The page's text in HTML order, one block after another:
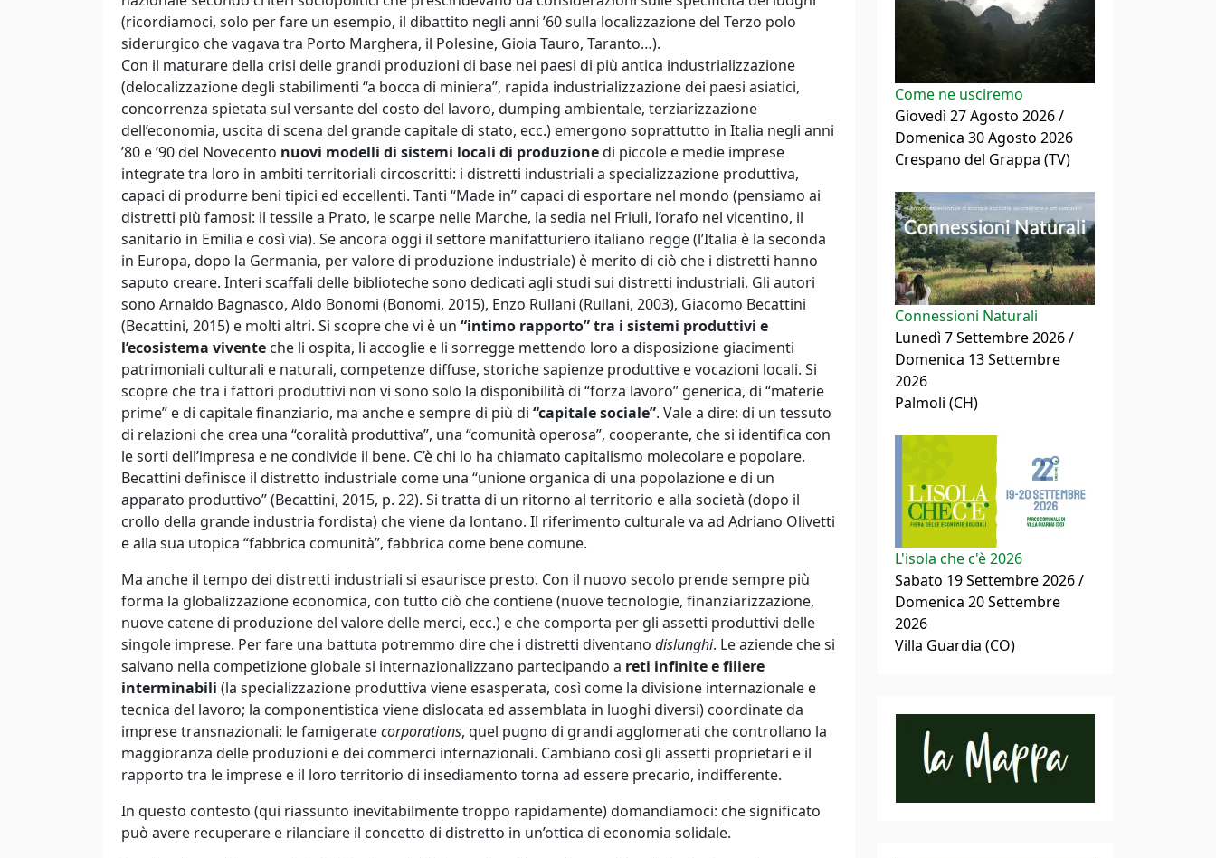
(ricordiamoci, solo per fare un esempio, il dibattito negli anni ’60 sulla localizzazione del Terzo polo
siderurgico che vagava tra Porto Marghera, il Polesine, Gioia Tauro, Taranto…).
Con il maturare della crisi delle grandi produzioni di base nei paesi di più antica industrializzazione
(delocalizzazione degli stabilimenti “a bocca di miniera”, rapida industrializzazione dei paesi asiatici,
concorrenza spietata sul versante del costo del lavoro, dumping ambientale, terziarizzazione
dell’economia, uscita di scena del grande capitale di stato, ecc.) emergono soprattutto in Italia negli anni
’80 e ’90 del Novecento nuovi modelli di sistemi locali di produzionedi piccole e medie imprese
integrate tra loro in ambiti territoriali circoscritti: i distretti industriali a specializzazione produttiva,
capaci di produrre beni tipici ed eccellenti. Tanti “Made in” capaci di esportare nel mondo (pensiamo ai
distretti più famosi: il tessile a Prato, le scarpe nelle Marche, la sedia nel Friuli, l’orafo nel vicentino, il
sanitario in Emilia e così via). Se ancora oggi il settore manifatturiero italiano regge (l’Italia è la seconda
in Europa, dopo la Germania, per valore di produzione industriale) è merito di ciò che i distretti hanno
saputo creare. Interi scaffali delle biblioteche sono dedicati agli studi sui distretti industriali. Gli autori
sono Arnaldo Bagnasco, Aldo Bonomi (Bonomi, 2015), Enzo Rullani (Rullani, 2003), Giacomo Becattini
(Becattini, 2015) e molti altri. Si scopre che vi è un “intimo rapporto” tra i sistemi produttivi e
l’ecosistema vivente che li ospita, li accoglie e li sorregge mettendo loro a disposizione giacimenti
patrimoniali culturali e naturali, competenze diffuse, storiche sapienze produttive e vocazioni locali. Si
scopre che tra i fattori produttivi non vi sono solo la disponibilità di “forza lavoro” generica, di “materie
prime” e di capitale finanziario, ma anche e sempre di più di “capitale sociale”. Vale a dire: di un tessuto
di relazioni che crea una “coralità produttiva”, una “comunità operosa”, cooperante, che si identifica con
le sorti dell’impresa e ne condivide il bene. C’è chi lo ha chiamato capitalismo molecolare e popolare.
Becattini definisce il distretto industriale come una “unione organica di una popolazione e di un
apparato produttivo” (Becattini, 2015, p. 22). Si tratta di un ritorno al territorio e alla società (dopo il
crollo della grande industria fordista) che viene da lontano. Il riferimento culturale va ad Adriano Olivetti
e alla sua utopica “fabbrica comunità”, fabbrica come bene comune.
Ma anche il tempo dei distretti industriali si esaurisce presto. Con il nuovo secolo prende sempre più
forma la globalizzazione economica, con tutto ciò che contiene (nuove tecnologie, finanziarizzazione,
nuove catene di produzione del valore delle merci, ecc.) e che comporta per gli assetti produttivi delle
singole imprese. Per fare una battuta potremmo dire che i distretti diventano dislunghi. Le aziende che si
salvano nella competizione globale si internazionalizzano partecipando a reti infinite e filiere
interminabili (la specializzazione produttiva viene esasperata, così come la divisione internazionale e
tecnica del lavoro; la componentistica viene dislocata ed assemblata in luoghi diversi) coordinate da
imprese transnazionali: le famigeratecorporations, quel pugno di grandi agglomerati che controllano la
maggioranza delle produzioni e dei commerci internazionali. Cambiano così gli assetti proprietari e il
rapporto tra le imprese e il loro territorio di insediamento torna ad essere precario, indifferente.
In questo contesto (qui riassunto inevitabilmente troppo rapidamente) domandiamoci: che significato
può avere recuperare e rilanciare il concetto di distretto in un’ottica di economia solidale.
Come ne usciremo
Giovedì 27 Agosto 2026 /
Domenica 30 Agosto 2026
Crespano del Grappa (TV)
Connessioni Naturali
Lunedì 7 Settembre 2026 /
Domenica 13 Settembre
2026
Palmoli (CH)
L'isola che c'è 2026
Sabato 19 Settembre 2026 /
Domenica 20 Settembre
2026
Villa Guardia (CO)